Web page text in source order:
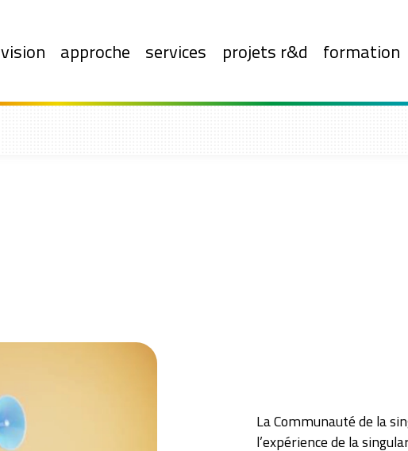
vision approche services projets r&d formation
La Communauté de la
l’expérience de la